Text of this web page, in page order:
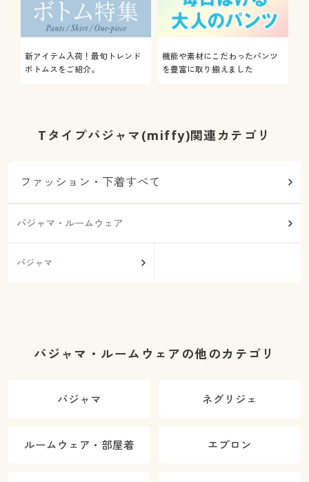
新アイテム入荷！最旬トレンド
ボトムスをご紹介。
機能や素材にこだわったパンツ
を豊富に取り揃えました
Tタイプパジャマ(miffy)関連カテゴリ
ファッション・下着すべて
パジャマ・ルームウェア
パジャマ
パジャマ・ルームウェアの他のカテゴリ
パジャマ ネグリジェ
ルームウェア・部屋着 エプロン